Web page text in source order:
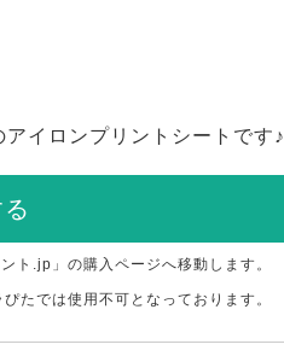
イロンプリントシートです♪
ト.jp」の購入ページへ移動します。
たでは使用不可となっております。